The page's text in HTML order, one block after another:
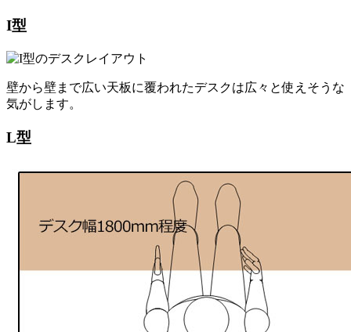
I型
壁から壁まで広い天板に覆われたデスクは広々と使えそうな
気がします。
L型